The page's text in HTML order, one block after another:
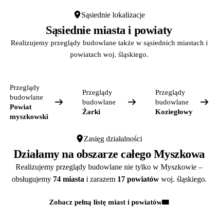
Sąsiednie lokalizacje
Sąsiednie miasta i powiaty
Realizujemy przeglądy budowlane także w sąsiednich miastach i
powiatach woj. śląskiego.
Przeglądy
budowlane
Powiat
myszkowski
Przeglądy
budowlane
Żarki
Przeglądy
budowlane
Koziegłowy
Zasięg działalności
Działamy na obszarze całego Myszkowa
Realizujemy przeglądy budowlane nie tylko w Myszkowie –
obsługujemy 74 miasta i zarazem 17 powiatówwoj. śląskiego.
Zobacz pełną listę miast i powiatów